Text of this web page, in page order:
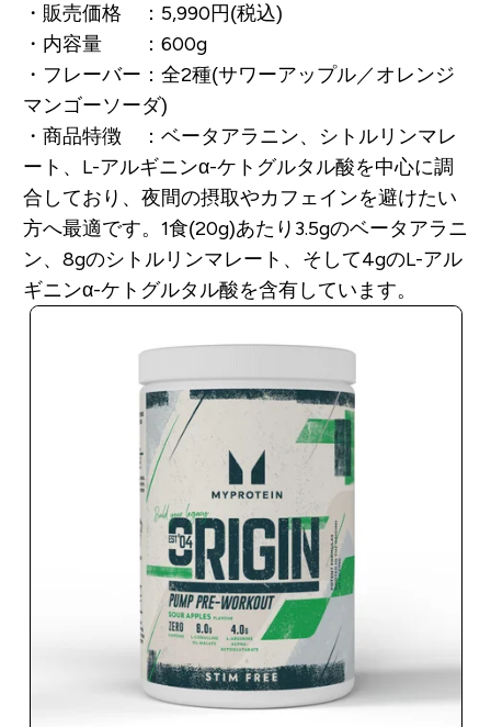
・販売価格 ：5,990円(税込)
・内容量 ：600g
・フレーバー：全2種(サワーアップル／オレンジ
マンゴーソーダ)
・商品特徴 ：ベータアラニン、シトルリンマレ
ート、L-アルギニンα-ケトグルタル酸を中心に調
合しており、夜間の摂取やカフェインを避けたい
方へ最適です。1食(20g)あたり3.5gのベータアラニ
ン、8gのシトルリンマレート、そして4gのL-アル
ギニンα-ケトグルタル酸を含有しています。